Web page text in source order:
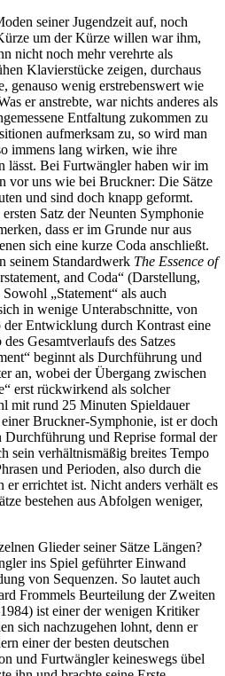
seiner Jugendzeit auf, noch
um der Kürze willen war ihm,
nicht noch mehr verehrte als
Klavierstücke zeigen, durchaus
genauso wenig erstrebenswert wie
er anstrebte, war nichts anderes als
Entfaltung zukommen zu
aufmerksam zu, so wird man
immens lang wirken, wie ihre
lässt. Bei Furtwängler haben wir im
vor uns wie bei Bruckner: Die Sätze
und sind doch knapp geformt.
Satz der Neunten Symphonie
dass er im Grunde nur aus
sich eine kurze Coda anschließt.
seinem Standardwerk The Essence of
and Coda“ (Darstellung,
„Statement“ als auch
in wenige Unterabschnitte, von
der Entwicklung durch Kontrast eine
Gesamtverlaufs des Satzes
beginnt als Durchführung und
an, wobei der Übergang zwischen
erst rückwirkend als solcher
mit rund 25 Minuten Spieldauer
Bruckner-Symphonie, ist er doch
Durchführung und Reprise formal der
sein verhältnismäßig breites Tempo
und Perioden, also durch die
er errichtet ist. Nicht anders verhält es
bestehen aus Abfolgen weniger,
Glieder seiner Sätze Längen?
ins Spiel geführter Einwand
von Sequenzen. So lautet auch
Frommels Beurteilung der Zweiten
ist einer der wenigen Kritiker
sich nachzugehen lohnt, denn er
einer der besten deutschen
und Furtwängler keineswegs übel